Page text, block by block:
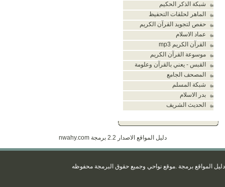
شبكة الذكر الحكيم
الماهر لحلقات التحفيظ
حفص لتجويد القرآن الكريم
عماد الاسلام
القرآن الكريم mp3
موسوعة القرآن الكريم
القبس - يعني بالقرآن وعلومة
المصحف الجامع
شبكة المسلم
بدر الاسلام
الحديث الشريف
دليل المواقع الاصدار 2.2 برمجة nwahy.com
المواقع برمجة.موقع نواحيوجميع حقوق البرمجة محفوظه